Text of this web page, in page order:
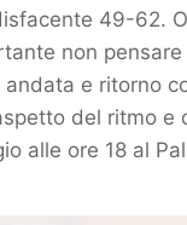
49-62.
non
andata e ritorno
del ritmo
alle ore 18 al